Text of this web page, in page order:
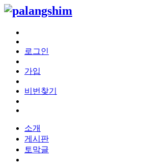
로그인
가입
비번찾기
소개
게시판
토막글